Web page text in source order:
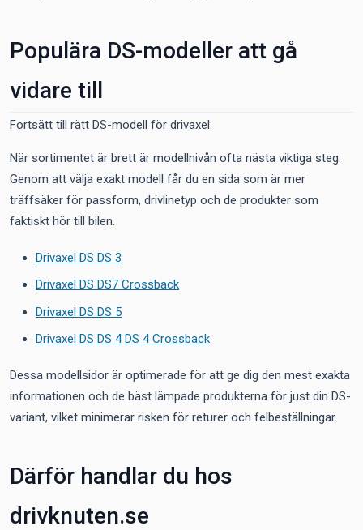
Populära DS-modeller att gå
vidare till
Fortsätt till rätt DS-modell för drivaxel:
När sortimentet är brett är modellnivån ofta nästa viktiga steg.
Genom att välja exakt modell får du en sida som är mer
träffsäker för passform, drivlinetyp och de produkter som
faktiskt hör till bilen.
Drivaxel DS DS 3
Drivaxel DS DS7 Crossback
Drivaxel DS DS 5
Drivaxel DS DS 4 DS 4 Crossback
Dessa modellsidor är optimerade för att ge dig den mest exakta
informationen och de bäst lämpade produkterna för just din DS-
variant, vilket minimerar risken för returer och felbeställningar.
Därför handlar du hos
drivknuten.se